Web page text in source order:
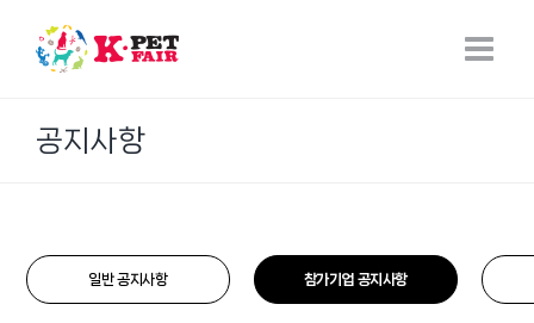
content
공지사항
일반 공지사항 참가기업 공지사항